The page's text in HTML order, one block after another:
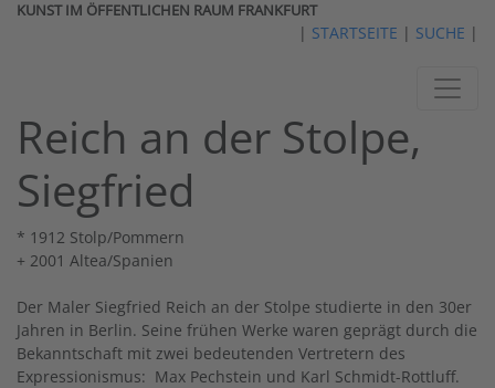
KUNST IM ÖFFENTLICHEN RAUM FRANKFURT
| STARTSEITE | SUCHE |
Reich an der Stolpe,
Siegfried
* 1912 Stolp/Pommern
+ 2001 Altea/Spanien
Der Maler Siegfried Reich an der Stolpe studierte in den 30er
Jahren in Berlin. Seine frühen Werke waren geprägt durch die
Bekanntschaft mit zwei bedeutenden Vertretern des
Expressionismus: Max Pechstein und Karl Schmidt-Rottluff.